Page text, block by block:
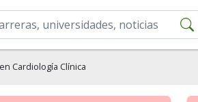
Cardiología Clínica